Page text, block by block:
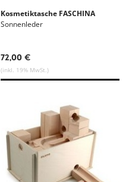
Kosmetiktasche FASCHINA
Sonnenleder
72,00 €
(inkl. 19% MwSt.)